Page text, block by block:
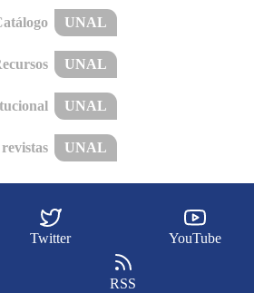
UNAL
UNAL
UNAL
UNAL
Twitter YouTube
RSS